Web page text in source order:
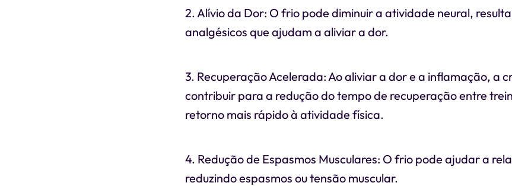
2. Alívio da Dor: O frio pode diminuir a atividade neural,
analgésicos que ajudam a aliviar a dor.
3. Recuperação Acelerada: Ao aliviar a dor e a inflamação, a
contribuir para a redução do tempo de recuperação entre
retorno mais rápido à atividade física.
4. Redução de Espasmos Musculares: O frio pode ajudar a
reduzindo espasmos ou tensão muscular.